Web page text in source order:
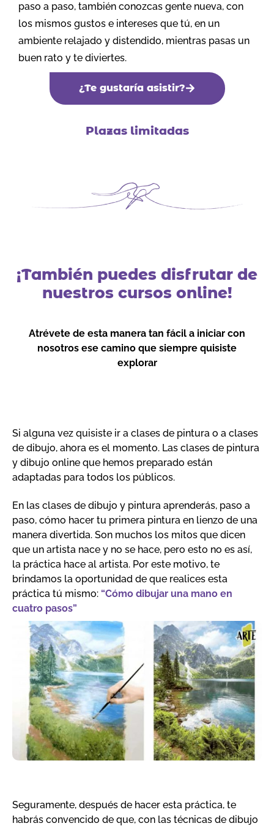
paso a paso, también conozcas gente nueva, con
los mismos gustos e intereses que tú, en un
ambiente relajado y distendido, mientras pasas un
buen rato y te diviertes.
¿Te gustaría asistir?
Plazas limitadas
¡También puedes disfrutar de
nuestros cursos online!
Atrévete de esta manera tan fácil a iniciar con
nosotros ese camino que siempre quisiste
explorar
Si alguna vez quisiste ir a clases de pintura o a clases
de dibujo, ahora es el momento. Las clases de pintura
y dibujo online que hemos preparado están
adaptadas para todos los públicos.
En las clases de dibujo y pintura aprenderás, paso a
paso, cómo hacer tu primera pintura en lienzo de una
manera divertida. Son muchos los mitos que dicen
que un artista nace y no se hace, pero esto no es así,
la práctica hace al artista. Por este motivo, te
brindamos la oportunidad de que realices esta
práctica tú mismo: “Cómo dibujar una mano en
cuatro pasos”
Seguramente, después de hacer esta práctica, te
habrás convencido de que, con las técnicas de dibujo